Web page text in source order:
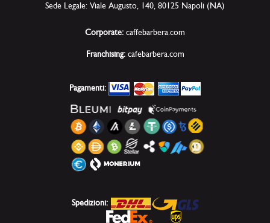
Sede Legale: Viale Augusto, 140, 80125 Napoli (NA)
Corporate: caffebarbera.com
Franchising: cafebarbera.com
Pagamenti:
Spedizioni: